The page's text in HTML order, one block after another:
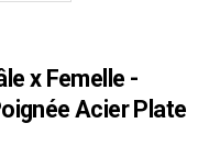
x Femelle -
Acier Plate